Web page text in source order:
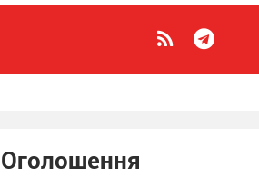
Оголошення